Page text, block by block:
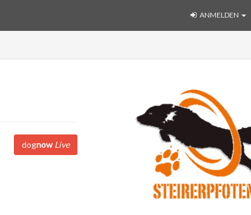
ANMELDEN
dognow Live